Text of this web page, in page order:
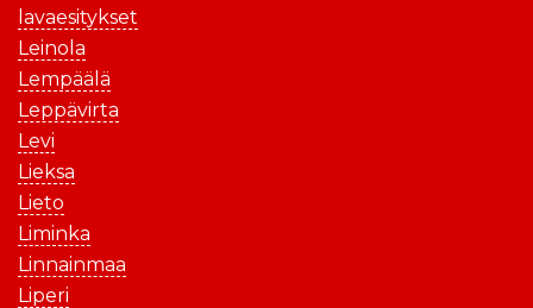
lavaesitykset
Leinola
Lempäälä
Leppävirta
Levi
Lieksa
Lieto
Liminka
Linnainmaa
Liperi